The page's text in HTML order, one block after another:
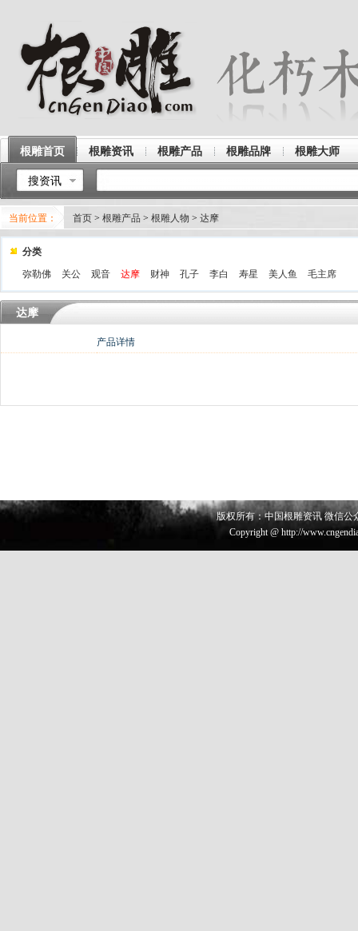
根雕首页 根雕资讯 根雕产品 根雕品牌 根雕大师
搜资讯
当前位置： 首页 > 根雕产品 > 根雕人物 > 达摩
分类
弥勒佛
关公 观音 达摩 财神 孔子 李白 寿星 美人鱼 毛主席
达摩
产品详情
版权所有：中国根雕资讯 微信公
Copyright @ http://